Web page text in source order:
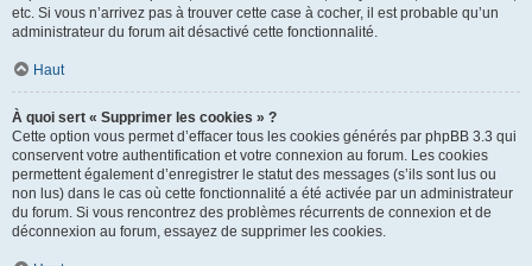
etc. Si vous n’arrivez pas à trouver cette case à cocher, il est probable qu’un
administrateur du forum ait désactivé cette fonctionnalité.
Haut
À quoi sert « Supprimer les cookies » ?
Cette option vous permet d’effacer tous les cookies générés par phpBB 3.3 qui
conservent votre authentification et votre connexion au forum. Les cookies
permettent également d’enregistrer le statut des messages (s’ils sont lus ou
non lus) dans le cas où cette fonctionnalité a été activée par un administrateur
du forum. Si vous rencontrez des problèmes récurrents de connexion et de
déconnexion au forum, essayez de supprimer les cookies.